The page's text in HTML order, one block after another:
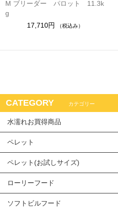
M ブリーダー パロット 11.3k
g
17,710円
（税込み）
CATEGORY カテゴリー
水濡れお買得商品
ペレット
ペレット(お試しサイズ)
ローリーフード
ソフトビルフード